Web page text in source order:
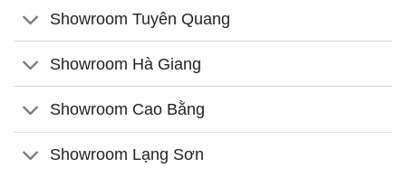
Showroom Tuyên Quang
Showroom Hà Giang
Showroom Cao Bằng
Showroom Lạng Sơn